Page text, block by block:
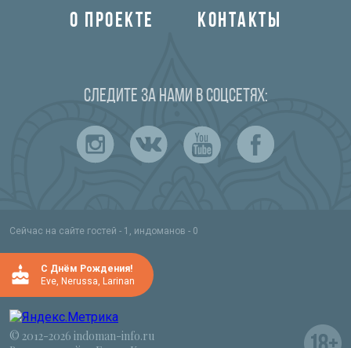
О ПРОЕКТЕ КОНТАКТЫ
Следите за нами в соцсетях:
Сейчас на сайте гостей - 1, индоманов - 0
C Днём Рождения!
Eve, Nerussa, Larinan
© 2012-2026 indoman-info.ru